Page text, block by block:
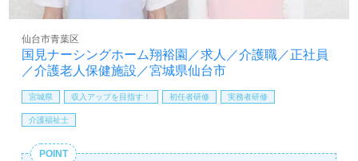
国見ナーシングホーム翔裕園／求人／介護職／正社員
／介護老人保健施設／宮城県仙台市
仙台市青葉区
宮城県 収入アップを目指す！ 初任者研修 実務者研修
介護福祉士
POINT